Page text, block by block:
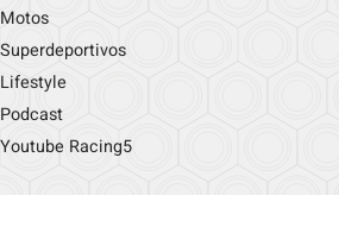
Motos
Superdeportivos
Lifestyle
Podcast
Youtube Racing5